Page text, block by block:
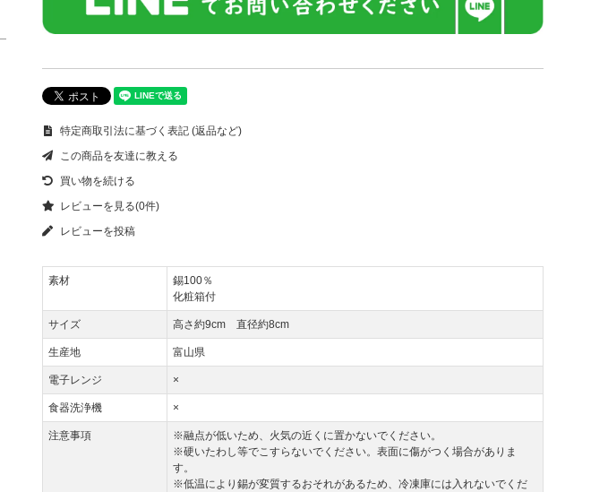
特定商取引法に基づく表記 (返品など)
この商品を友達に教える
買い物を続ける
レビューを見る(0件)
レビューを投稿
素材
錫100％
化粧箱付
サイズ 高さ約9cm 直径約8cm
生産地 富山県
電子レンジ ×
食器洗浄機 ×
注意事項
※融点が低いため、火気の近くに置かないでください。
※硬いたわし等でこすらないでください。表面に傷がつく場合がありま
す。
※低温により錫が変質するおそれがあるため、冷凍庫には入れないでくだ